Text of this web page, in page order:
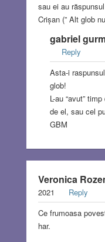
sau ei au
Crișan (” Alt glob
gabriel
Reply
Asta-i
glob!
L-au “avut”
de el, sau cel
GBM
Veronica
2021
Reply
Ce frumoasa
har.